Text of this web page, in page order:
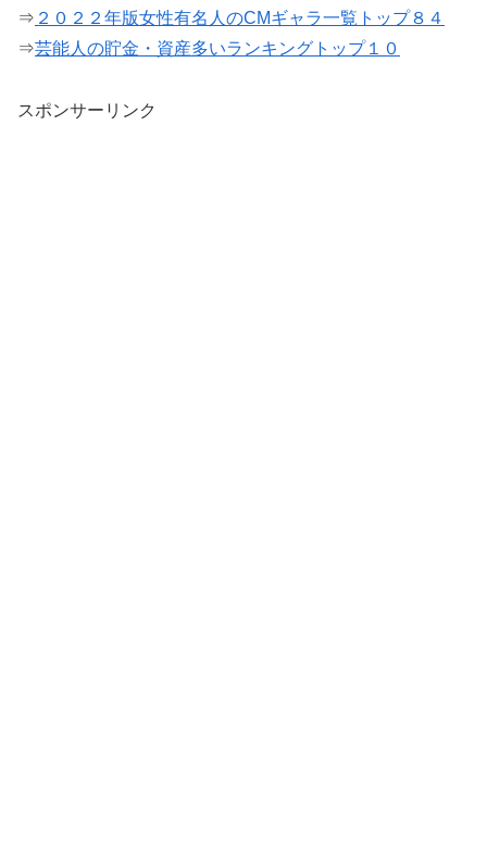
⇒ ２０２２年版女性有名人のCMギャラ一覧トップ８４
⇒芸能人の貯金・資産多いランキングトップ１０
スポンサーリンク